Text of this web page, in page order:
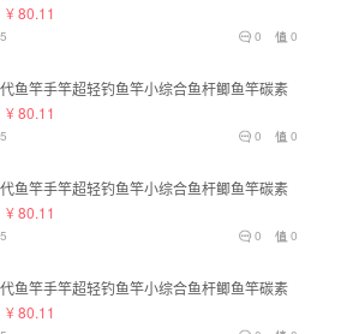
¥ 80.11
0
0
鱼竿手竿超轻钓鱼竿小综合鱼杆鲫鱼竿碳素
¥ 80.11
0
0
鱼竿手竿超轻钓鱼竿小综合鱼杆鲫鱼竿碳素
¥ 80.11
0
0
鱼竿手竿超轻钓鱼竿小综合鱼杆鲫鱼竿碳素
¥ 80.11